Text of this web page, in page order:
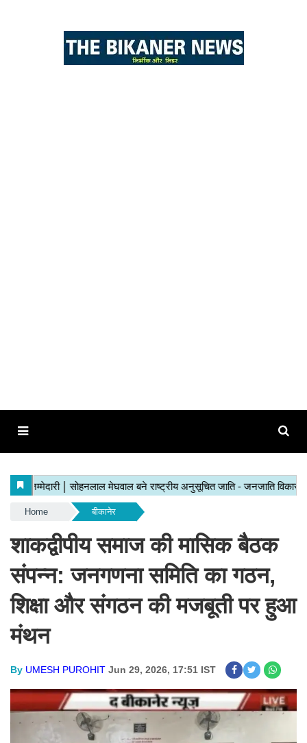
Home बीकानेर
शाकद्वीपीय समाज की मासिक बैठक
संपन्न: जनगणना समिति का गठन,
शिक्षा और संगठन की मजबूती पर हुआ
मंथन
By UMESH PUROHIT Jun 29, 2026, 17:51 IST